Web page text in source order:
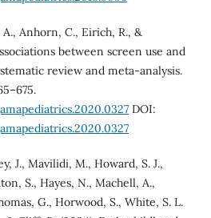
Anhorn, C., Eirich, R., &
between screen use and
review and meta-analysis.
DOI:
J., Mavilidi, M., Howard, S. J.,
S., Hayes, N., Machell, A.,
G., Horwood, S., White, S. L.